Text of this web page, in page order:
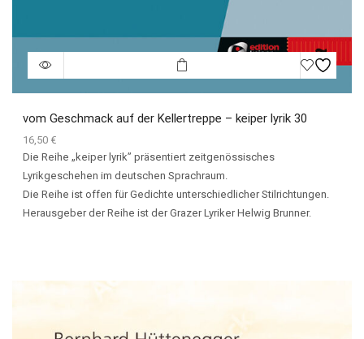
vom Geschmack auf der Kellertreppe – keiper lyrik 30
16,50 €
Die Reihe „keiper lyrik” präsentiert zeitgenössisches
Lyrikgeschehen im deutschen Sprachraum.
Die Reihe ist offen für Gedichte unterschiedlicher Stilrichtungen.
Herausgeber der Reihe ist der Grazer Lyriker Helwig Brunner.